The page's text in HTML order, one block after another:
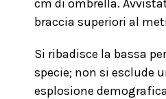
cm di ombrella.
braccia superiori al
Si ribadisce la bassa
specie; non si esclude
esplosione